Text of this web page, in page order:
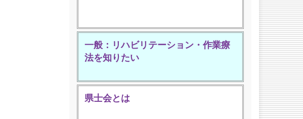
一般：リハビリテーション・作業療
法を知りたい
県士会とは